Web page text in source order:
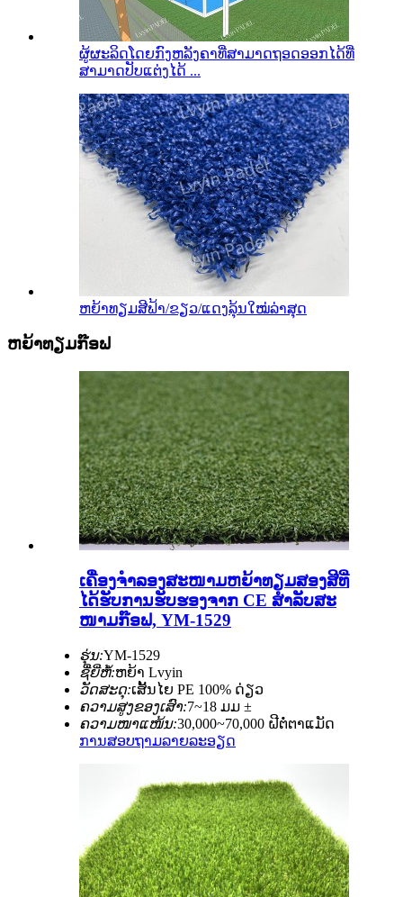
ຜູ້ຜະລິດໂດຍກົງຫລັງຄາທີ່ສາມາດຖອດອອກໄດ້ທີ່
ສາມາດປັບແຕ່ງໄດ້ ...
ຫຍ້າທຽມສີຟ້າ/ຂຽວ/ແດງລຸ້ນໃໝ່ລ່າສຸດ
ຫຍ້າທຽມກ໊ອຟ
ເຄື່ອງຈຳລອງສະໜາມຫຍ້າທຽມສອງສີທີ່
ໄດ້ຮັບການຮັບຮອງຈາກ CE ສຳລັບສະ
ໜາມກ໊ອຟ, YM-1529
ຮຸ່ນ:YM-1529
ຊື່ຍີ່ຫໍ້:ຫຍ້າ Lvyin
ວັດສະດຸ:ເສັ້ນໄຍ PE 100% ດ່ຽວ
ຄວາມສູງຂອງເສົາ:7~18 ມມ ±
ຄວາມໜາແໜ້ນ:30,000~70,000 ຝີຕໍ່ຕາແມັດ
ການສອບຖາມລາຍລະອຽດ